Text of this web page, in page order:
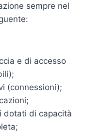
sempre nel
e di accesso
(connessioni);
dotati di capacità